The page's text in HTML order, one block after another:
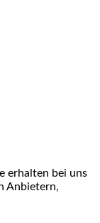
erhalten bei uns
Anbietern,